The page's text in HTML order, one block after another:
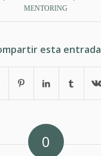
MENTORING
esta entrada
0